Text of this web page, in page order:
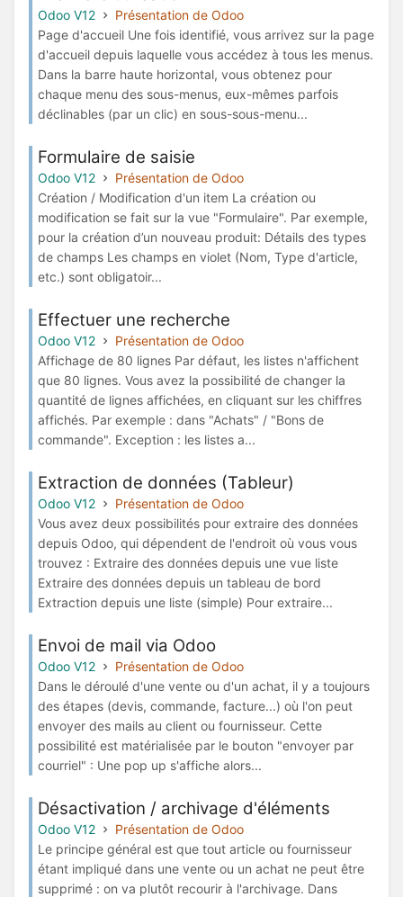
Odoo V12
Présentation de Odoo
Page d'accueil Une fois identifié, vous arrivez sur la page
d'accueil depuis laquelle vous accédez à tous les menus.
Dans la barre haute horizontal, vous obtenez pour
chaque menu des sous-menus, eux-mêmes parfois
déclinables (par un clic) en sous-sous-menu...
Formulaire de saisie
Odoo V12
Présentation de Odoo
Création / Modification d'un item La création ou
modification se fait sur la vue "Formulaire". Par exemple,
pour la création d’un nouveau produit: Détails des types
de champs Les champs en violet (Nom, Type d'article,
etc.) sont obligatoir...
Effectuer une recherche
Odoo V12
Présentation de Odoo
Affichage de 80 lignes Par défaut, les listes n'affichent
que 80 lignes. Vous avez la possibilité de changer la
quantité de lignes affichées, en cliquant sur les chiffres
affichés. Par exemple : dans "Achats" / "Bons de
commande". Exception : les listes a...
Extraction de données (Tableur)
Odoo V12
Présentation de Odoo
Vous avez deux possibilités pour extraire des données
depuis Odoo, qui dépendent de l'endroit où vous vous
trouvez : Extraire des données depuis une vue liste
Extraire des données depuis un tableau de bord
Extraction depuis une liste (simple) Pour extraire...
Envoi de mail via Odoo
Odoo V12
Présentation de Odoo
Dans le déroulé d'une vente ou d'un achat, il y a toujours
des étapes (devis, commande, facture...) où l'on peut
envoyer des mails au client ou fournisseur. Cette
possibilité est matérialisée par le bouton "envoyer par
courriel" : Une pop up s'affiche alors...
Désactivation / archivage d'éléments
Odoo V12
Présentation de Odoo
Le principe général est que tout article ou fournisseur
étant impliqué dans une vente ou un achat ne peut être
supprimé : on va plutôt recourir à l'archivage. Dans